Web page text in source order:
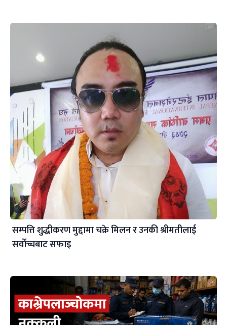
सम्पत्ति शुद्धीकरण मुद्दामा चक्रे मिलन र उनकी श्रीमतीलाई
सर्वोच्चबाट सफाइ